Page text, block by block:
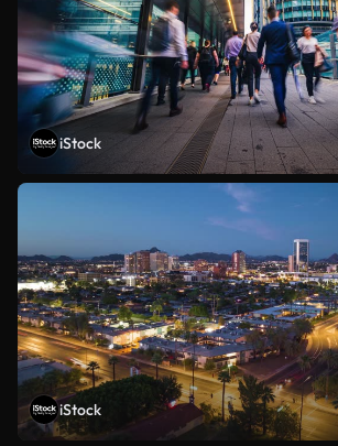
iStock
iStock